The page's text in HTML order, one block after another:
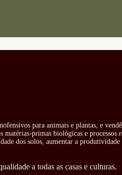
para animais e plantas, e
primas biológicas e processos
dos solos, aumentar a
a todas as casas e culturas.